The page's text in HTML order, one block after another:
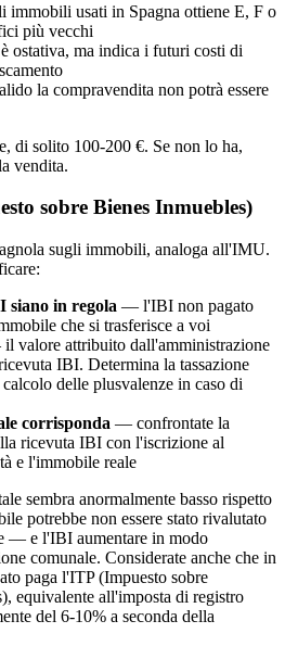
immobili usati in Spagna ottiene E, F o
più vecchi
ostativa, ma indica i futuri costi di
la compravendita non potrà essere
di solito 100-200 €. Se non lo ha,
vendita.
sobre Bienes Inmuebles)
sugli immobili, analoga all'IMU.
siano in regola — l'IBI non pagato
che si trasferisce a voi
valore attribuito dall'amministrazione
IBI. Determina la tassazione
delle plusvalenze in caso di
corrisponda — confrontate la
ricevuta IBI con l'iscrizione al
e l'immobile reale
sembra anormalmente basso rispetto
potrebbe non essere stato rivalutato
— e l'IBI aumentare in modo
comunale. Considerate anche che in
paga l'ITP (Impuesto sobre
equivalente all'imposta di registro
del 6-10% a seconda della